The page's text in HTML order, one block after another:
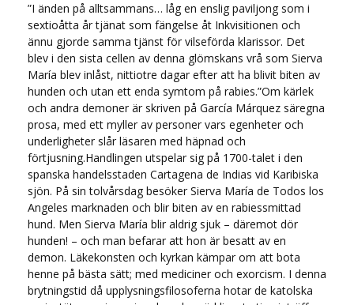
”I änden på alltsammans… låg en enslig paviljong som i
sextioåtta år tjänat som fängelse åt Inkvisitionen och
ännu gjorde samma tjänst för vilseförda klarissor. Det
blev i den sista cellen av denna glömskans vrå som Sierva
María blev inlåst, nittiotre dagar efter att ha blivit biten av
hunden och utan ett enda symtom på rabies.”Om kärlek
och andra demoner är skriven på García Márquez säregna
prosa, med ett myller av personer vars egenheter och
underligheter slår läsaren med häpnad och
förtjusning.Handlingen utspelar sig på 1700-talet i den
spanska handelsstaden Cartagena de Indias vid Karibiska
sjön. På sin tolvårsdag besöker Sierva María de Todos los
Angeles marknaden och blir biten av en rabiessmittad
hund. Men Sierva María blir aldrig sjuk – däremot dör
hunden! – och man befarar att hon är besatt av en
demon. Läkekonsten och kyrkan kämpar om att bota
henne på bästa sätt; med mediciner och exorcism. I denna
brytningstid då upplysningsfilosoferna hotar de katolska